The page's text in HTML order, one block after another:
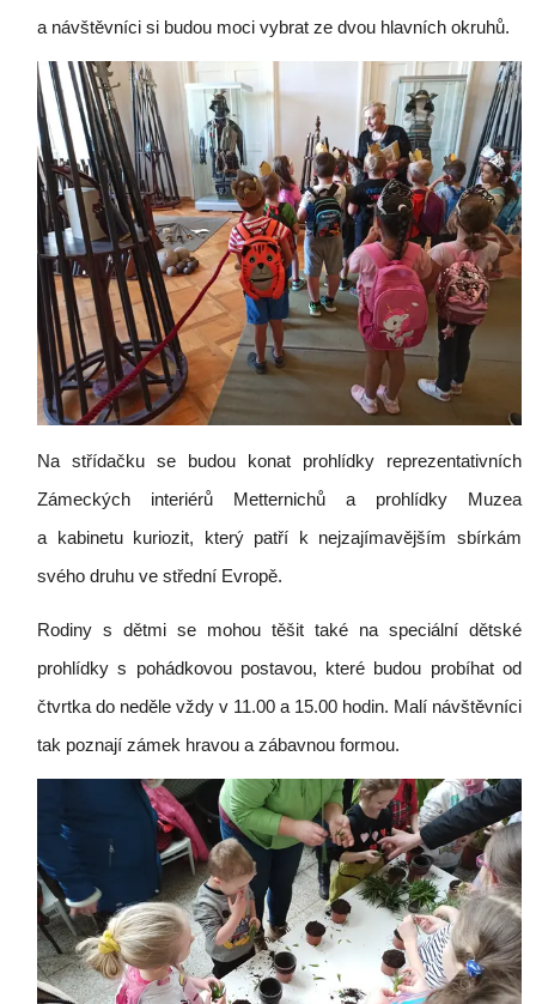
a návštěvníci si budou moci vybrat ze dvou hlavních okruhů.
Na střídačku se budou konat prohlídky reprezentativních
Zámeckých interiérů Metternichů a prohlídky Muzea
a kabinetu kuriozit, který patří k nejzajímavějším sbírkám
svého druhu ve střední Evropě.
Rodiny s dětmi se mohou těšit také na speciální dětské
prohlídky s pohádkovou postavou, které budou probíhat od
čtvrtka do neděle vždy v 11.00 a 15.00 hodin. Malí návštěvníci
tak poznají zámek hravou a zábavnou formou.